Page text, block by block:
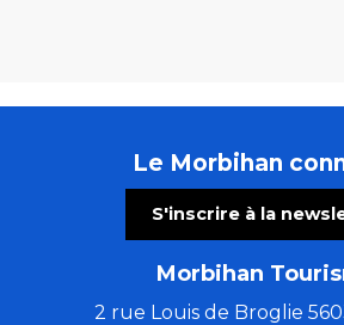
Le Morbihan
S'inscrire à la
Morbihan
2 rue Louis de Broglie